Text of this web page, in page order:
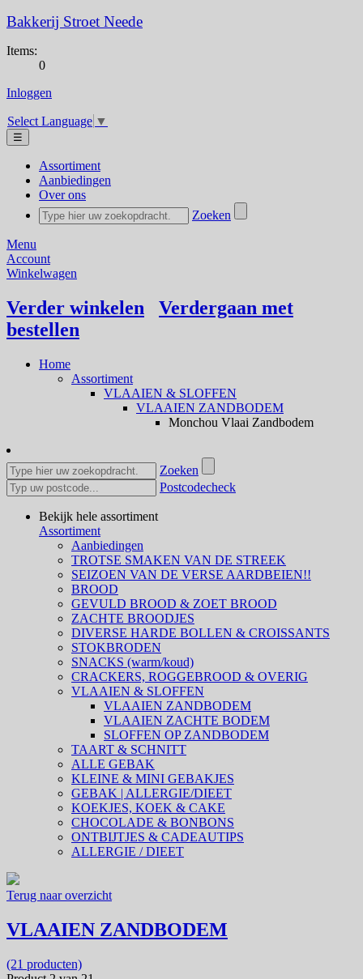
Bakkerij Stroet Neede
Items:
0
Inloggen
Select Language ▼
☰
Assortiment
Aanbiedingen
Over ons
Zoeken
Menu
Account
Winkelwagen
Verder winkelen
Verdergaan met
bestellen
Home
Assortiment
VLAAIEN & SLOFFEN
VLAAIEN ZANDBODEM
Monchou Vlaai Zandbodem
Zoeken
Postcodecheck
Bekijk hele assortiment
Assortiment
Aanbiedingen
TROTSE SMAKEN VAN DE STREEK
SEIZOEN VAN DE VERSE AARDBEIEN!!
BROOD
GEVULD BROOD & ZOET BROOD
ZACHTE BROODJES
DIVERSE HARDE BOLLEN & CROISSANTS
STOKBRODEN
SNACKS (warm/koud)
CRACKERS, ROGGEBROOD & OVERIG
VLAAIEN & SLOFFEN
VLAAIEN ZANDBODEM
VLAAIEN ZACHTE BODEM
SLOFFEN OP ZANDBODEM
TAART & SCHNITT
ALLE GEBAK
KLEINE & MINI GEBAKJES
GEBAK | ALLERGIE/DIEET
KOEKJES, KOEK & CAKE
CHOCOLADE & BONBONS
ONTBIJTJES & CADEAUTIPS
ALLERGIE / DIEET
Terug naar overzicht
VLAAIEN ZANDBODEM
(21 producten)